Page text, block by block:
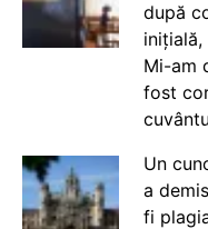
după
Mi-am
fost
Un
a
fi